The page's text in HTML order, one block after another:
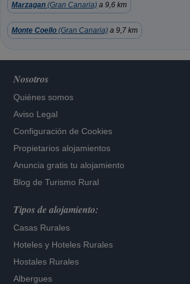
Marzagan (Gran Canaria) a 9,6 km
Monte Coello (Gran Canaria) a 9,7 km
Nosotros
Quiénes somos
Aviso Legal
Configuración de Cookies
Propietarios alojamientos
Anuncia gratis tu alojamiento
Blog de Turismo Rural
Tipos de alojamiento:
Casas Rurales
Hoteles y Hoteles Rurales
Hostales Rurales
Albergues